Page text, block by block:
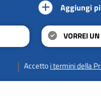
Aggiungi
VORREI
Accettoi termini della